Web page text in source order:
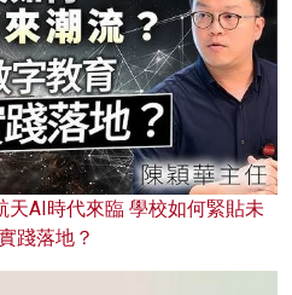
AI時代來臨 學校如何緊貼未
踐落地？